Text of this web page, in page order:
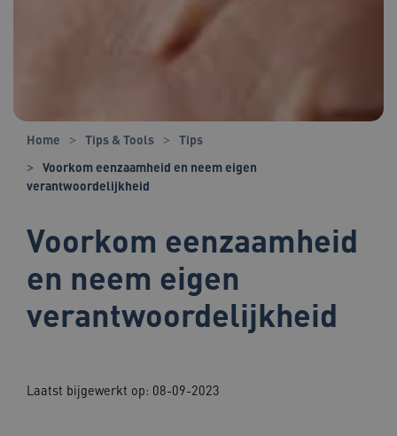
Home Tips & Tools
Tips
Voorkom eenzaamheid en neem eigen
verantwoordelijkheid
Voorkom eenzaamheid
en neem eigen
verantwoordelijkheid
Laatst bijgewerkt op: 08-09-2023